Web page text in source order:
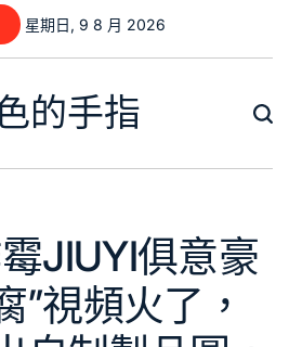
星期日, 9 8 月 2026
的手指
JIUYI俱意豪
”視頻火了，